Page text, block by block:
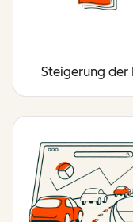
Steigerung der